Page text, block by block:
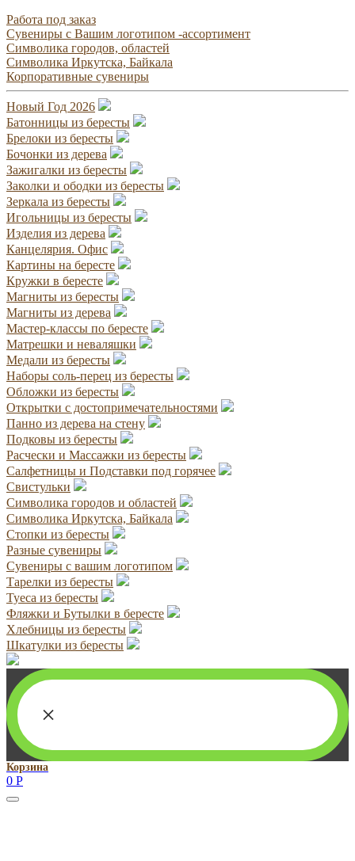
Работа под заказ
Сувениры с Вашим логотипом -ассортимент
Символика городов, областей
Символика Иркутска, Байкала
Корпоративные сувениры
Новый Год 2026
Батонницы из бересты
Брелоки из бересты
Бочонки из дерева
Зажигалки из бересты
Заколки и ободки из бересты
Зеркала из бересты
Игольницы из бересты
Изделия из дерева
Канцелярия. Офис
Картины на бересте
Кружки в бересте
Магниты из бересты
Магниты из дерева
Мастер-классы по бересте
Матрешки и неваляшки
Медали из бересты
Наборы соль-перец из бересты
Обложки из бересты
Открытки с достопримечательностями
Панно из дерева на стену
Подковы из бересты
Расчески и Массажки из бересты
Салфетницы и Подставки под горячее
Свистульки
Символика городов и областей
Символика Иркутска, Байкала
Стопки из бересты
Разные сувениры
Сувениры с вашим логотипом
Тарелки из бересты
Туеса из бересты
Фляжки и Бутылки в бересте
Хлебницы из бересты
Шкатулки из бересты
×
Корзина
0 Р